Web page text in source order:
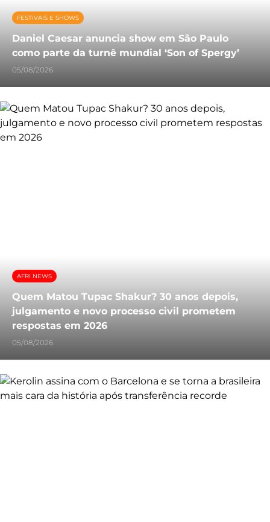
FESTIVAIS E SHOWS
Daniel Caesar anuncia show em São Paulo
como parte da turnê mundial ‘Son of Spergy’
05/08/2026
AFRI NEWS
Quem Matou Tupac Shakur? 30 anos depois,
julgamento e novo processo civil prometem
respostas em 2026
05/08/2026